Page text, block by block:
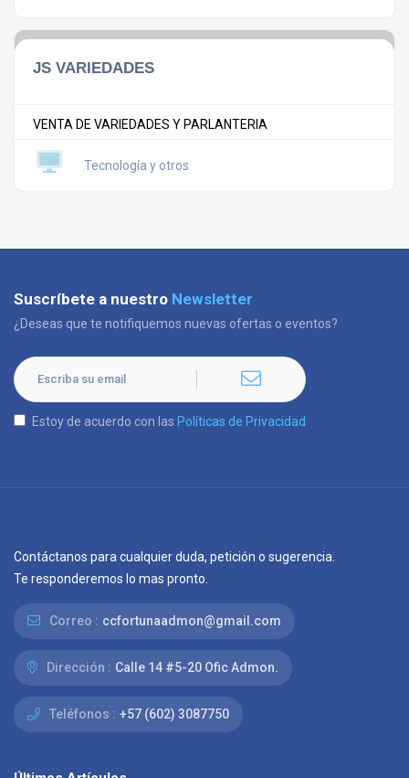
JS VARIEDADES
VENTA DE VARIEDADES Y PARLANTERIA
Tecnología y otros
Suscríbete a nuestro Newsletter
¿Deseas que te notifiquemos nuevas ofertas o eventos?
Estoy de acuerdo con las Políticas de Privacidad
Contáctanos para cualquier duda, petición o sugerencia.
Te responderemos lo mas pronto.
Correo : ccfortunaadmon@gmail.com
Dirección : Calle 14 #5-20 Ofic Admon.
Teléfonos : +57 (602) 3087750